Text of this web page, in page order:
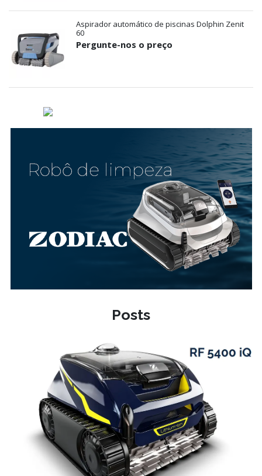
Posts
Aspirador automático de piscinas Dolphin Zenit
60
Pergunte-nos o preço